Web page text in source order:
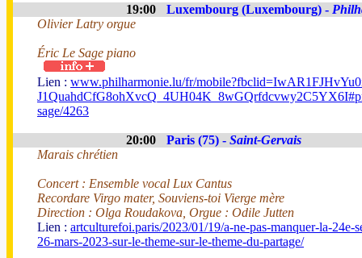
19:00 Luxembourg (Luxembourg) -
Olivier Latry orgue
Éric Le Sage piano
Lien : www.philharmonie.lu/fr/
sage/4263
20:00 Paris (75) - Saint-Gervais
Marais chrétien
Concert : Ensemble vocal Lux Cantus
Recordare Virgo mater, Souviens-toi Vierge mère
Direction : Olga Roudakova, Orgue : Odile Jutten
Lien : artculturefoi.paris/2023/01/19/a-ne-pas-manquer-la-24e-
26-mars-2023-sur-le-theme-sur-le-theme-du-partage/